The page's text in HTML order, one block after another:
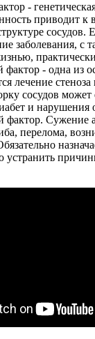
-
приводит
сосудов.
заболевания, с
фактор - одна из
лечение
сосудов может
и нарушения
фактор. Сужение
перелома,
устранить